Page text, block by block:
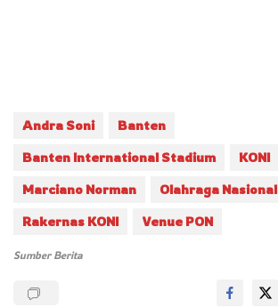
Andra Soni Banten
Banten International Stadium KONI
Marciano Norman Olahraga Nasional
Rakernas KONI Venue PON
Sumber Berita